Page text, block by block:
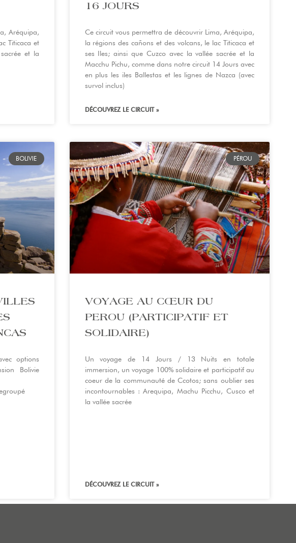
Aréquipa,
Titicaca et
et la
16 JOURS
Ce circuit vous permettra de découvrir Lima, Aréquipa,
la régions des cañons et des volcans, le lac Titicaca et
ses Iles; ainsi que Cuzco avec la vallée sacrée et la
Macchu Pichu, comme dans notre circuit 14 Jours avec
en plus les iles Ballestas et les lignes de Nazca (avec
survol inclus)
DÉCOUVREZ LE CIRCUIT »
BOLIVIE
options
Bolivie
PÉROU
VOYAGE AU CŒUR DU
PEROU (PARTICIPATIF ET
SOLIDAIRE)
Un voyage de 14 Jours / 13 Nuits en totale
immersion, un voyage 100% solidaire et participatif au
coeur de la communauté de Ccotos; sans oublier ses
incontournables : Arequipa, Machu Picchu, Cusco et
la vallée sacrée
DÉCOUVREZ LE CIRCUIT »